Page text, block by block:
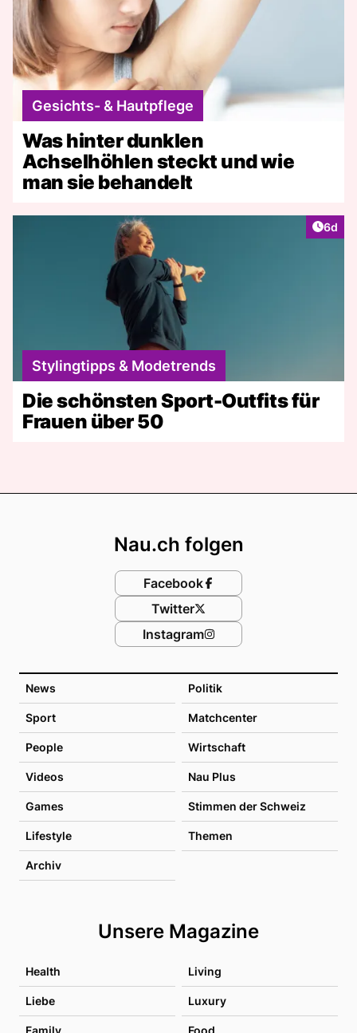
Gesichts- & Hautpflege
Was hinter dunklen
Achselhöhlen steckt und wie
man sie behandelt
6d
Stylingtipps & Modetrends
Die schönsten Sport-Outfits für
Frauen über 50
News Politik
Sport Matchcenter
People Wirtschaft
Videos Nau Plus
Games Stimmen der Schweiz
Lifestyle Themen
Archiv
Unsere Magazine
Health Living
Liebe Luxury
Family Food
Nau.ch folgen
Facebook
Twitter
Instagram